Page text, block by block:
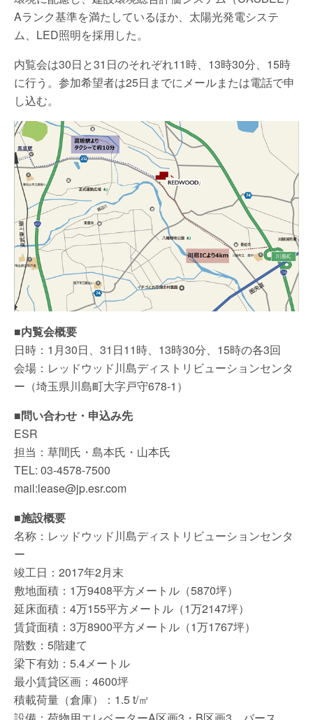
Aランク基準を満たしているほか、太陽光発電システ
ム、LED照明を採用した。
内覧会は30日と31日のそれぞれ11時、13時30分、15時
に行う。参加希望者は25日までにメールまたは電話で申
し込む。
■内覧会概要
日時：1月30日、31日11時、13時30分、15時の各3回
会場：レッドウッド川島ディストリビューションセンタ
ー（埼玉県川島町大字戸守678-1）
■問い合わせ・申込み先
ESR
担当：草間氏・島本氏・山本氏
TEL: 03-4578-7500
mail:lease@jp.esr.com
■施設概要
名称：レッドウッド川島ディストリビューションセンタ
ー
竣工日：2017年2月末
敷地面積：1万9408平方メートル（5870坪）
延床面積：4万155平方メートル（1万2147坪）
賃貸面積：3万8900平方メートル（1万1767坪）
階数：5階建て
梁下有効：5.4メートル
最小賃貸区画：4600坪
積載荷量（倉庫）：1.5 t/㎡